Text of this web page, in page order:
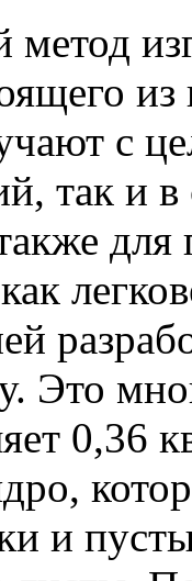
с
так и
для
Это
0,36
и